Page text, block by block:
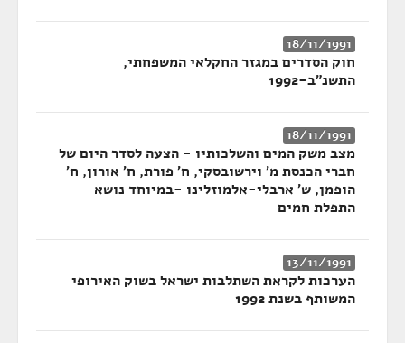
18/11/1991
חוק הסדרים במגזר החקלאי המשפחתי,
התשנ"ב-1992
18/11/1991
מצב משק המים והשלכותיו - הצעה לסדר היום של
חברי הכנסת מ' וירשובסקי, ח' פורת, ח' אורון, ח'
הופמן, ש' ארבלי-אלמוזלינו -במיוחד נושא
התפלת חמים
13/11/1991
הערכות לקראת השתלבות ישראל בשוק האירופי
המשותף בשנת 1992